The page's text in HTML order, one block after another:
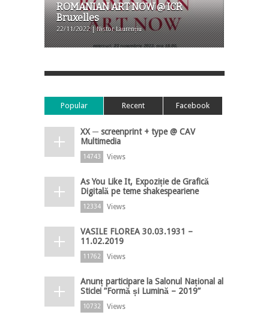
ROMANIAN ART NOW @ ICR
Bruxelles
22/11/2022 | Nistor Laurențiu
Popular Recent Facebook
XX ─ screenprint + type @ CAV
Multimedia
14743 Views
As You Like It, Expoziție de Grafică
Digitală pe teme shakespeariene
12334 Views
VASILE FLOREA 30.03.1931 –
11.02.2019
11762 Views
Anunț participare la Salonul Național al
Sticlei ”Formă și Lumină – 2019”
10732 Views